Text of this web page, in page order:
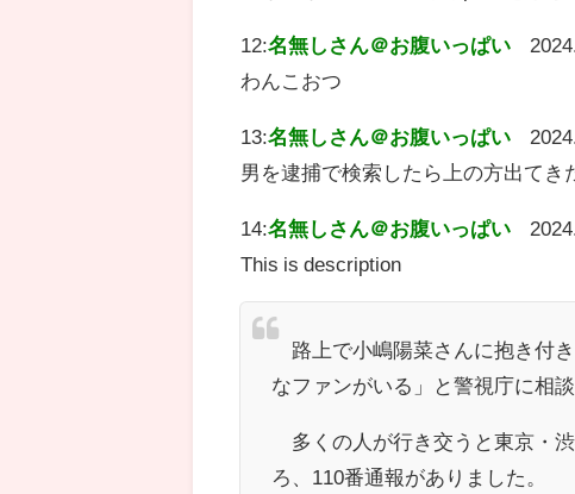
12:名無しさん＠お腹いっぱい
わんこおつ
13:名無しさん＠お腹いっぱい
男を逮捕で検索したら上の方出てき
14:名無しさん＠お腹いっぱい
This is description
路上で小嶋陽菜さんに抱き付
なファンがいる」と警視庁に相談
多くの人が行き交うと東京・
ろ、110番通報がありました。